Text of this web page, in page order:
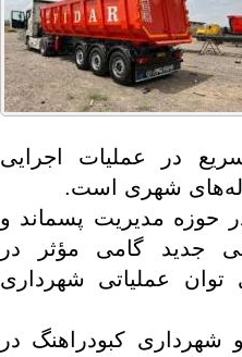
در عملیات اجرایی
شهری است.
حوزه مدیریت پسماند و
جدید گامی مؤثر در
عملیاتی شهرداری
شهرداری کبودراهنگ در